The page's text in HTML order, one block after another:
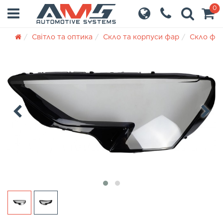
0
Світло та оптика Скло та корпуси фар Скло